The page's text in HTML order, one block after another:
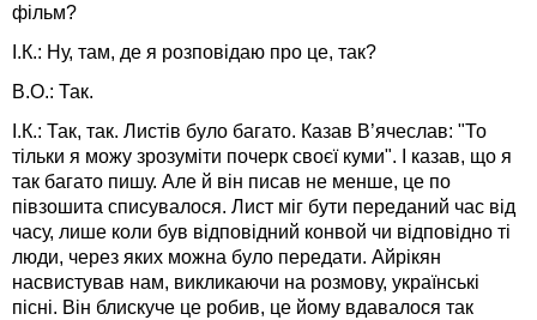
фільм?
І.К.: Ну, там, де я розповідаю про це, так?
В.О.: Так.
І.К.: Так, так. Листів було багато. Казав В’ячеслав: "То
тільки я можу зрозуміти почерк своєї куми". І казав, що я
так багато пишу. Але й він писав не менше, це по
півзошита списувалося. Лист міг бути переданий час від
часу, лише коли був відповідний конвой чи відповідно ті
люди, через яких можна було передати. Айрікян
насвистував нам, викликаючи на розмову, українські
пісні. Він блискуче це робив, це йому вдавалося так